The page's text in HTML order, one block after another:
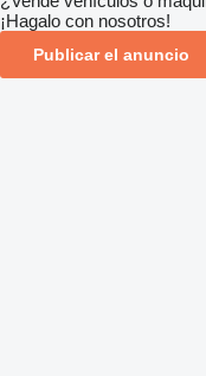
¡Hagalo con nosotros!
Publicar el anuncio